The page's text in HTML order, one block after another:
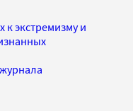
к экстремизму и